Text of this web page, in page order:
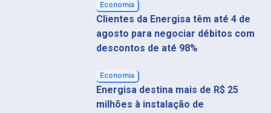
Economia
Clientes da Energisa têm até 4 de
agosto para negociar débitos com
descontos de até 98%
Economia
Energisa destina mais de R$ 25
milhões à instalação de